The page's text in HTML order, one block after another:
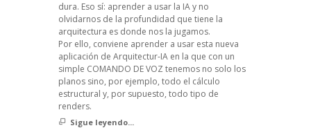
dura. Eso sí: aprender a usar la IA y no
olvidarnos de la profundidad que tiene la
arquitectura es donde nos la jugamos.
Por ello, conviene aprender a usar esta nueva
aplicación de Arquitectur-IA en la que con un
simple COMANDO DE VOZ tenemos no solo los
planos sino, por ejemplo, todo el cálculo
estructural y, por supuesto, todo tipo de
renders.
Sigue leyendo...